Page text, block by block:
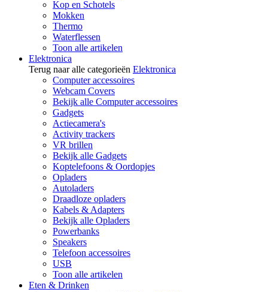
Kop en Schotels
Mokken
Thermo
Waterflessen
Toon alle artikelen
Elektronica
Terug naar alle categorieën Elektronica
Computer accessoires
Webcam Covers
Bekijk alle Computer accessoires
Gadgets
Actiecamera's
Activity trackers
VR brillen
Bekijk alle Gadgets
Koptelefoons & Oordopjes
Opladers
Autoladers
Draadloze opladers
Kabels & Adapters
Bekijk alle Opladers
Powerbanks
Speakers
Telefoon accessoires
USB
Toon alle artikelen
Eten & Drinken